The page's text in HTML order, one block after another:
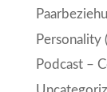
Personality
Podcast –